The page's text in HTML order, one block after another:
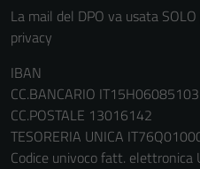
La mail del DPO va usata
privacy
IBAN
CC.BANCARIO
CC.POSTALE 13016142
TESORERIA UNICA
Codice univoco fatt. elettronica